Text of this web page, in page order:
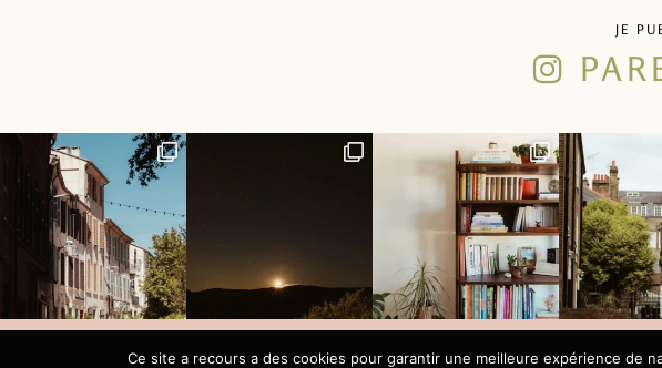
JE
Ce site a recours a des cookies pour garantir une meilleure expérience de